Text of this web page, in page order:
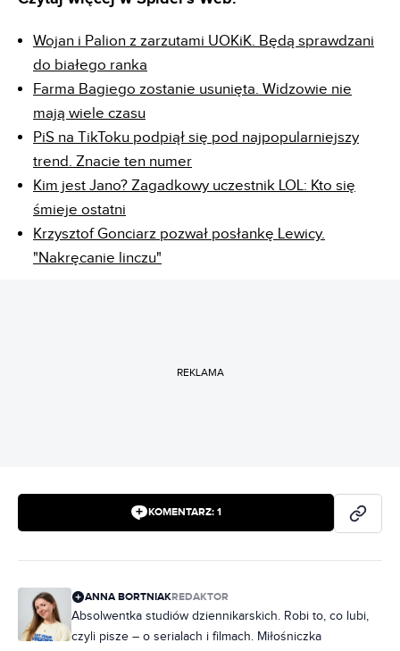
Wojan i Palion z zarzutami UOKiK. Będą sprawdzani
do białego ranka
Farma Bagiego zostanie usunięta. Widzowie nie
mają wiele czasu
PiS na TikToku podpiął się pod najpopularniejszy
trend. Znacie ten numer
Kim jest Jano? Zagadkowy uczestnik LOL: Kto się
śmieje ostatni
Krzysztof Gonciarz pozwał posłankę Lewicy.
"Nakręcanie linczu"
REKLAMA
KOMENTARZ: 1
ANNA BORTNIAKREDAKTOR
Absolwentka studiów dziennikarskich. Robi to, co lubi,
czyli pisze – o serialach i filmach. Miłośniczka